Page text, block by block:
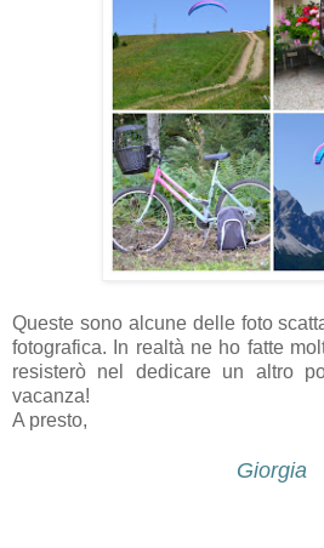
Queste sono alcune delle foto
fotografica. In realtà ne ho fatte
resisterò nel dedicare un altro
vacanza!
A presto,
Giorgia